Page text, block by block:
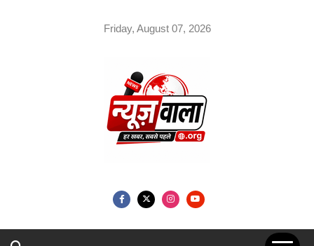
Friday, August 07, 2026